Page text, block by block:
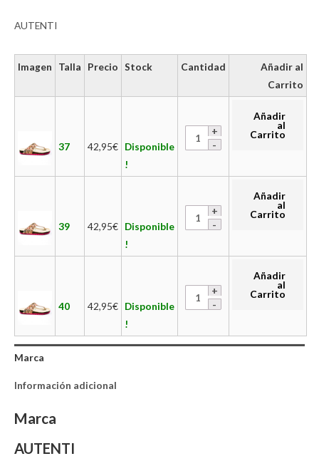
AUTENTI
Imagen Talla Precio Stock Cantidad
Añadir al
Carrito
37 42,95€ Disponible
!
Añadir
al
Carrito
39 42,95€ Disponible
!
Añadir
al
Carrito
40 42,95€ Disponible
!
Añadir
al
Carrito
Marca
Información adicional
Marca
AUTENTI